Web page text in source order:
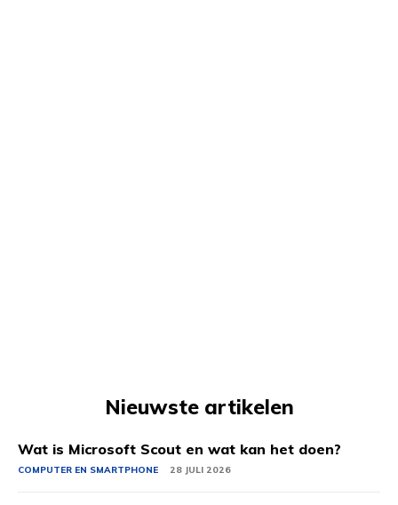
Nieuwste artikelen
Wat is Microsoft Scout en wat kan het doen?
COMPUTER EN SMARTPHONE 28 JULI 2026